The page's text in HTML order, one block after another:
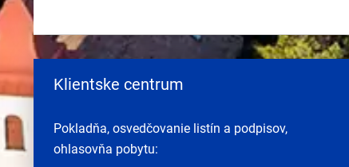
Klientske centrum
Pokladňa, osvedčovanie listín a podpisov,
ohlasovňa pobytu: